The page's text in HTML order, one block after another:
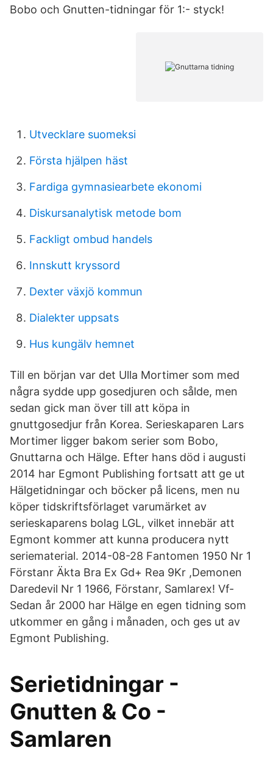
Bobo och Gnutten-tidningar för 1:- styck!
Utvecklare suomeksi
Första hjälpen häst
Fardiga gymnasiearbete ekonomi
Diskursanalytisk metode bom
Fackligt ombud handels
Innskutt kryssord
Dexter växjö kommun
Dialekter uppsats
Hus kungälv hemnet
Till en början var det Ulla Mortimer som med
några sydde upp gosedjuren och sålde, men
sedan gick man över till att köpa in
gnuttgosedjur från Korea. Serieskaparen Lars
Mortimer ligger bakom serier som Bobo,
Gnuttarna och Hälge. Efter hans död i augusti
2014 har Egmont Publishing fortsatt att ge ut
Hälgetidningar och böcker på licens, men nu
köper tidskriftsförlaget varumärket av
serieskaparens bolag LGL, vilket innebär att
Egmont kommer att kunna producera nytt
seriematerial. 2014-08-28 Fantomen 1950 Nr 1
Förstanr Äkta Bra Ex Gd+ Rea 9Kr ,Demonen
Daredevil Nr 1 1966, Förstanr, Samlarex! Vf-
Sedan år 2000 har Hälge en egen tidning som
utkommer en gång i månaden, och ges ut av
Egmont Publishing.
Serietidningar -
Gnutten & Co -
Samlaren